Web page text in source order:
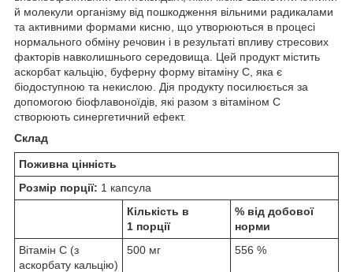
й молекули організму від пошкодження вільними радикалами
та активними формами кисню, що утворюються в процесі
нормального обміну речовин і в результаті впливу стресових
факторів навколишнього середовища. Цей продукт містить
аскорбат кальцію, буферну форму вітаміну С, яка є
біодоступною та некислою. Дія продукту посилюється за
допомогою біофлавоноїдів, які разом з вітаміном С
створюють синергетичний ефект.
Склад
Поживна цінність
Розмір порції: 1 капсула
Кількість в
1 порції
% від добової
норми
Вітамін С (з
аскорбату кальцію)
500 мг 556 %